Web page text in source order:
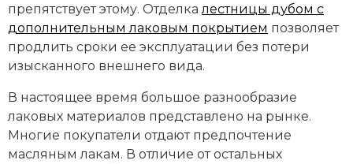
препятствует этому. Отделка лестницы дубом с
дополнительным лаковым покрытием позволяет
продлить сроки ее эксплуатации без потери
изысканного внешнего вида.
В настоящее время большое разнообразие
лаковых материалов представлено на рынке.
Многие покупатели отдают предпочтение
масляным лакам. В отличие от остальных